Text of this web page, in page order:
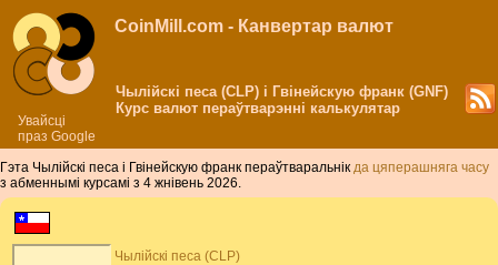
Увайсці
праз Google
CoinMill.com - Канвертар валют
Чылійскі песа (CLP) і Гвінейскую франк (GNF)
Курс валют пераўтварэнні калькулятар
Гэта Чылійскі песа і Гвінейскую франк пераўтваральнік да цяперашняга часу
з абменнымі курсамі з 4 жнівень 2026.
Чылійскі песа (CLP)